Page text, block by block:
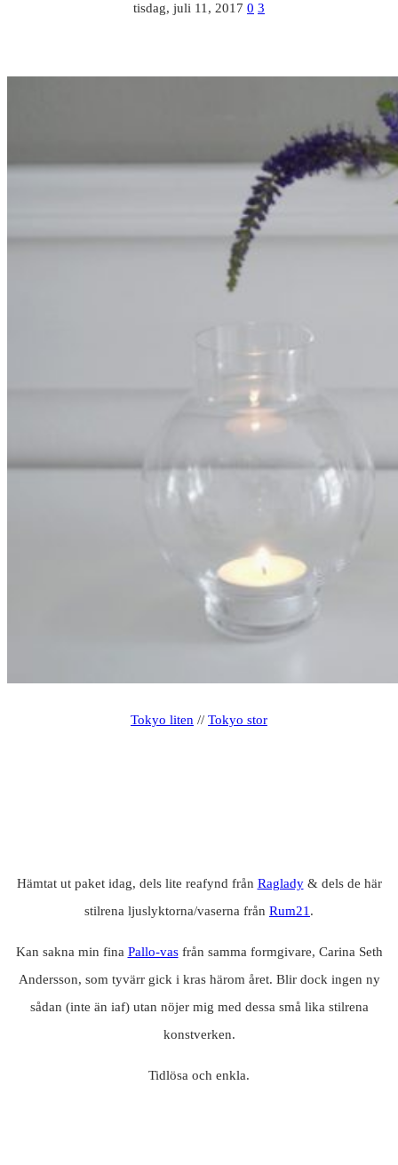
tisdag, juli 11, 2017 0 3
Tokyo liten // Tokyo stor
Hämtat ut paket idag, dels lite reafynd från Raglady& dels de här
stilrena ljuslyktorna/vaserna från Rum21.
Kan sakna min fina Pallo-vasfrån samma formgivare, Carina Seth
Andersson, som tyvärr gick i kras härom året. Blir dock ingen ny
sådan (inte än iaf) utan nöjer mig med dessa små lika stilrena
konstverken.
Tidlösa och enkla.